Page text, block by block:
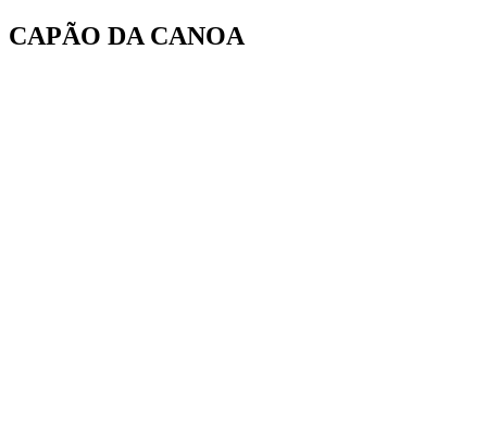
Ir
para
CAPÃO DA CANOA